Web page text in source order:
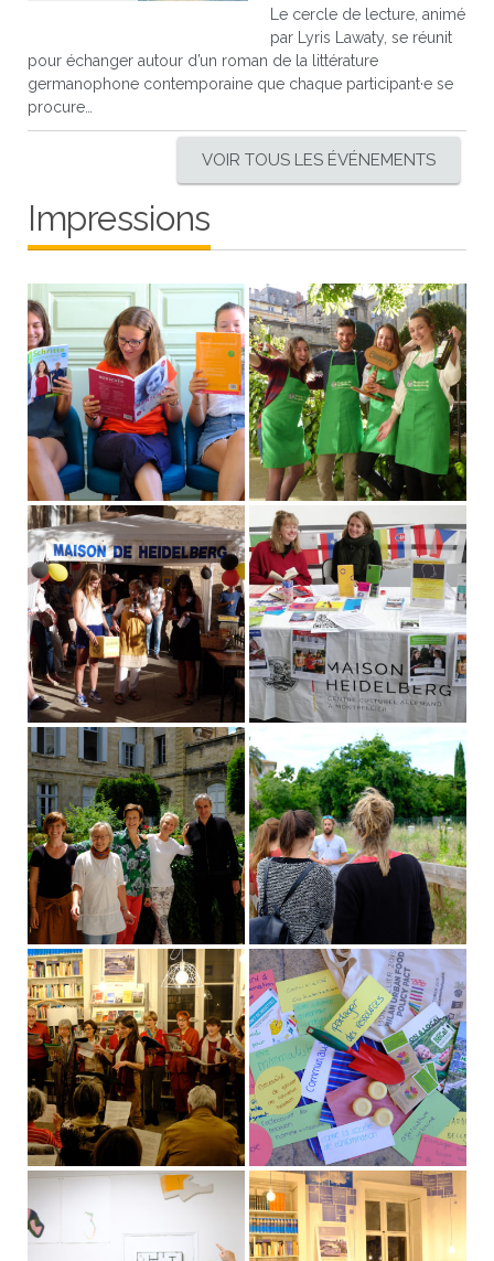
Le cercle de lecture, animé
par Lyris Lawaty, se réunit
pour échanger autour d’un roman de la littérature
germanophone contemporaine que chaque participant·e se
procure…
VOIR TOUS LES ÉVÉNEMENTS
Impressions